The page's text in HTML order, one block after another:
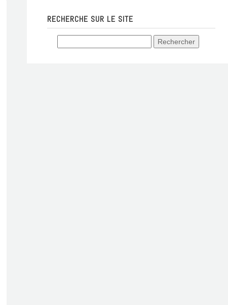
RECHERCHE SUR LE SITE